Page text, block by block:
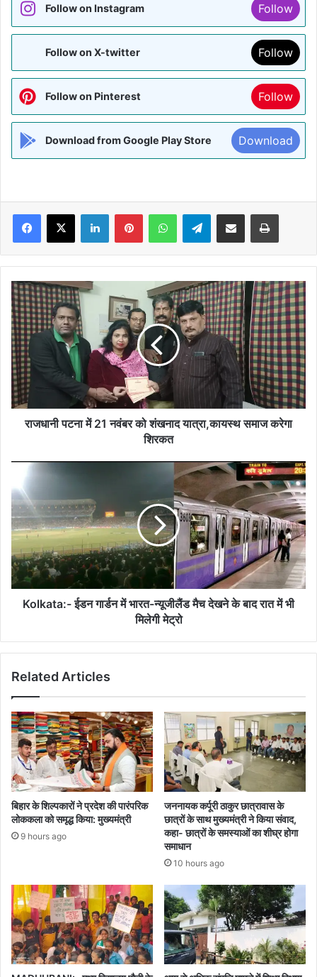
Follow on Instagram Follow
Follow on X-twitter Follow
Follow on Pinterest Follow
Download from Google Play Store Download
Facebook
X LinkedInPinterestWhatsAppTelegramShare via Email Print
राजधानी
पटना
में
21
नवंबर
को
शंखनाद
यात्रा,कायस्थ
समाज
करेगाराजधानी पटना में 21 नवंबर को शंखनाद यात्रा,कायस्थ समाज करेगा
शिरकत
Kolkata:-
गार्डन
भारत-
न्यूजीलैंड
मैच
देखने
के
मेट्रो
Kolkata:- ईडन गार्डन में भारत-न्यूजीलैंड मैच देखने के बाद रात में भी
मिलेगी मेट्रो
Related Articles
बिहार के शिल्पकारों ने प्रदेश की पारंपरिक
लोककला को समृद्ध किया: मुख्यमंत्री
9 hours ago
जननायक कर्पूरी ठाकुर छात्रावास के
छात्रों के साथ मुख्यमंत्री ने किया संवाद,
कहा- छात्रों के समस्याओं का शीघ्र होगा
समाधान
10 hours ago